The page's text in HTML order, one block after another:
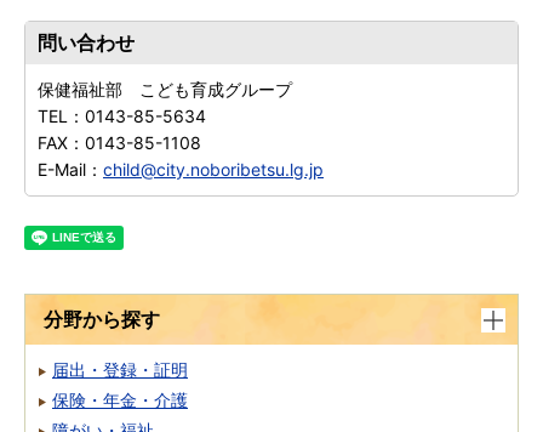
問い合わせ
保健福祉部 こども育成グループ
TEL： 0143-85-5634
FAX： 0143-85-1108
E-Mail： child@city.noboribetsu.lg.jp
分野から探す
届出・登録・証明
保険・年金・介護